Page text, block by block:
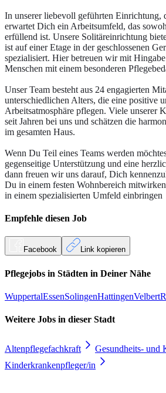
In unserer liebevoll geführten Einrichtung,
erwartet Dich ein Arbeitsumfeld, das
erfüllend ist. Unsere Solitäreinrichtung
ist auf einer Etage in der geschlossenen
spezialisiert. Hier betreuen wir mit
Menschen mit einem besonderen
Unser Team besteht aus 24 engagierten
unterschiedlichen Alters, die eine positive
Arbeitsatmosphäre pflegen. Viele unserer
seit Jahren bei uns und schätzen die
im gesamten Haus.
Wenn Du Teil eines Teams werden
gegenseitige Unterstützung und eine
dann freuen wir uns darauf, Dich
Du in einem festen Wohnbereich
in einem spezialisierten Umfeld einbringen
Empfehle diesen Job
Facebook Link kopieren
Pflegejobs in Städten in Deiner Nähe
WuppertalEssenSolingenHattingenVelbert
Weitere Jobs in dieser Stadt
Altenpflegefachkraft
Gesundheits- und
Kinderkrankenpfleger/in